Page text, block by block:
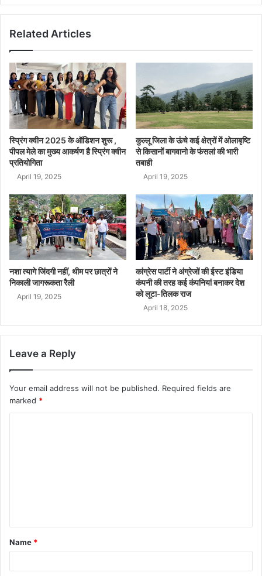
Related Articles
स्प्रिंग क्वीन 2025 के ऑडिशन शुरू ,
पीपल मेले का मुख्य आकर्षण है स्प्रिंग क्वीन
प्रतियोगिता
April 19, 2025
कुल्लू जिला के ऊंचे कई क्षेत्रों में ओलाबृष्टि
से किसानों बागवानो के फंसलां की भारी
तबाही
April 19, 2025
नशा त्यागे जिंदगी नहीं, थीम पर छात्रों ने
निकाली जागरूकता रैली
April 19, 2025
कांग्रेस पार्टी ने अंग्रेजों की ईस्ट इंडिया
कंपनी की तरह कई कंपनियां बनाकर देश
को लूटा-तिलक राज
April 18, 2025
Leave a Reply
Your email address will not be published. Required fields are
marked *
Name *